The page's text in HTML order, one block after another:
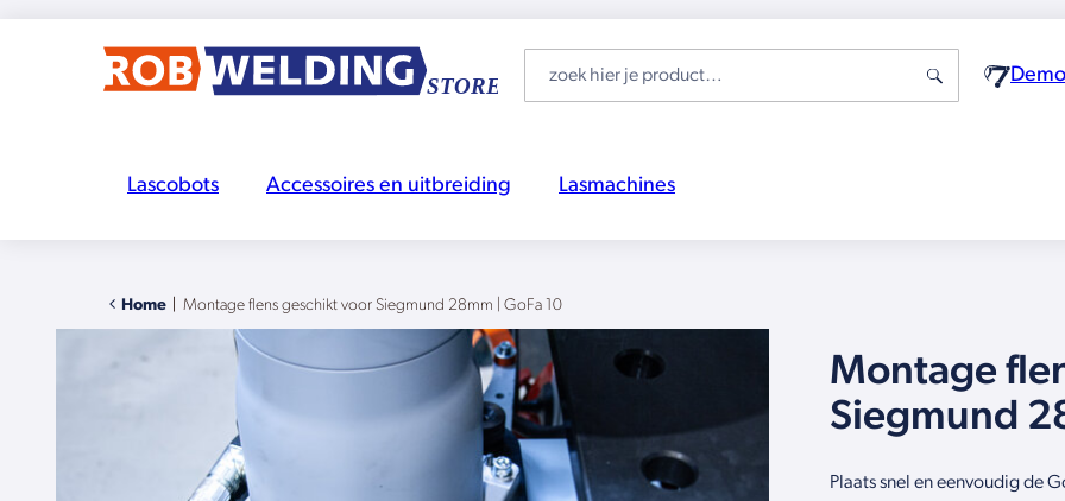
Lascobots Accessoires en uitbreiding Lasmachines
Home Montage flens geschikt voor Siegmund 28mm | GoFa 10
Montage
Siegmund
Plaats snel en eenvoudig de